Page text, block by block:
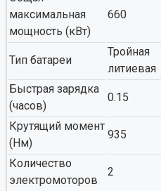
максимальная
мощность (кВт)
660
Тип батареи
Тройная
литиевая
Быстрая зарядка
(часов)
0.15
Крутящий момент
(Нм)
935
Количество
электромоторов
2